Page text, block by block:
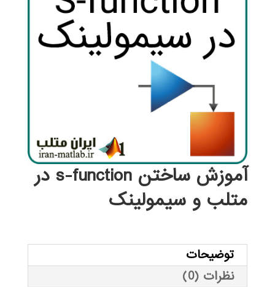
آموزش ساختن s-function در
متلب و سیمولینک
توضیحات
نظرات (0)